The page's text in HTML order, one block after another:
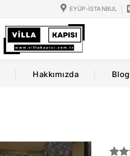
EYÜP-İSTANBUL
Hakkımızda Blog